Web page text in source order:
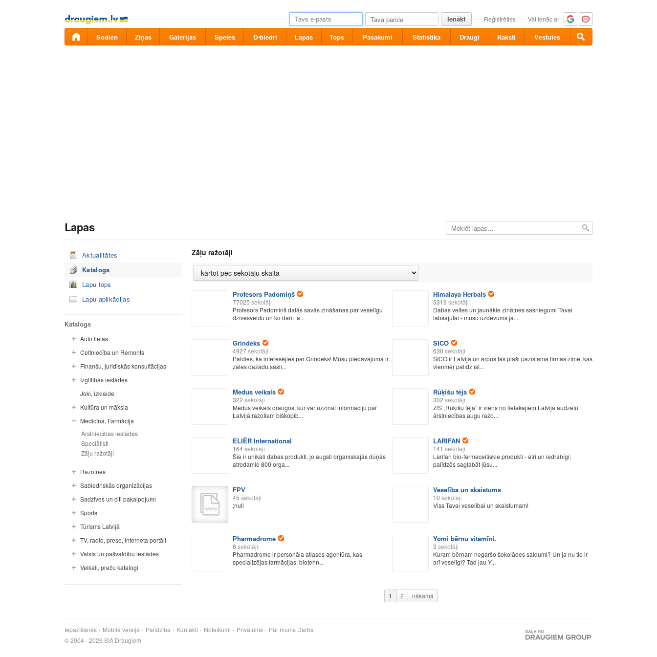
Pāriet
uz
saturu
Ienākt Reģistrēties Vai ienāc ar
Šodien Ziņas Galerijas Spēles D-biedri Lapas Tops Pasākumi Statistika Draugi Raksti Vēstules
Lapas
Aktualitātes
Katalogs
Lapu tops
Lapu aplikācijas
Katalogs
Auto lietas
Celtniecība un Remonts
Finanšu, juridiskās konsultācijas
Izglītības iestādes
Joki, izklaide
Kultūra un māksla
Medicīna, Farmācija
Ārstniecības iestādes
Speciālisti
Zāļu ražotāji
Ražotnes
Sabiedriskās organizācijas
Sadzīves un citi pakalpojumi
Sports
Tūrisms Latvijā
TV, radio, prese, interneta portāli
Valsts un pašvaldību iestādes
Veikali, preču katalogi
Zāļu ražotāji
Profesors Padomiņš
77025 sekotāji
Profesors Padomiņš dalās savās zināšanas par veselīgu
dzīvesveidu un ko darīt ta...
Himalaya Herbals
5319 sekotāji
Dabas veltes un jaunākie zinātnes sasniegumi Tavai
labsajūtai - mūsu uzdevums ja...
Grindeks
4927sekotāji
Paldies, ka interesējies par Grindeks! Mūsu piedāvājumā ir
zāles dažādu sasli...
SICO
630 sekotāji
SICO ir Latvijā un ārpus tās plaši pazīstama firmas zīme, kas
vienmēr palīdz īst...
Medus veikals
322 sekotāji
Medus veikals draugos, kur var uzzināt informāciju par
Latvijā ražotiem biškopīb...
Rūķīšu tēja
302 sekotāji
Z/S „Rūķīšu tēja” ir viens no lielākajiem Latvijā audzētu
ārstniecības augu ražo...
ELIĒR International
164sekotāji
Šie ir unikāli dabas produkti, jo augsti organiskajās dūņās
atrodamie 800 orga...
LARIFAN
141 sekotāji
Larifan bio-farmaceitiskie produkti - ātri un iedrabīgi;
palīdzēs saglabāt jūsu...
FPV
45 sekotāji
;null
Veselība un skaistums
10 sekotāji
Viss Tavai veselībai un skaistumam!
Pharmadrome
8 sekotāji
Pharmadrome ir personāla atlases aģentūra, kas
specializējas farmācijas, biotehn...
Yomi bērnu vitamīni.
3 sekotāji
Kuram bērnam negaršo šokolādes saldumi? Un ja nu tie ir
arī veselīgi? Tad jau Y...
1 2 nākamā
Iepazīšanās Mobilā versija Palīdzība Kontakti Noteikumi Privātums Par mums Darbs
© 2004 - 2026 SIA Draugiem